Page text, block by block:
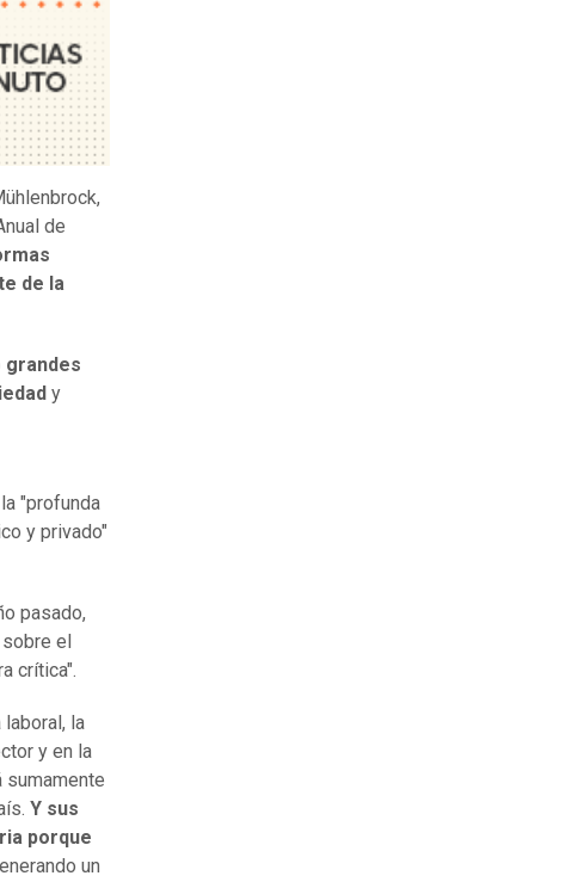
de
de la
grandes
y
"profunda
y privado"
pasado,
el
crítica".
la
y en la
sumamente
Y sus
porque
un